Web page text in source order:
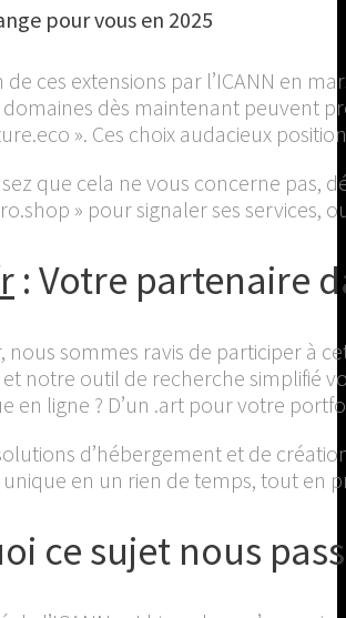
pour vous en 2025
de ces extensions par l’ICANN en
dès maintenant peuvent
». Ces choix audacieux
que cela ne vous concerne
» pour signaler ses services,
: Votre partenaire
nous sommes ravis de participer à
notre outil de recherche simplifié
en ligne ? D’un .art pour votre
d’hébergement et de
en un rien de temps, tout en
ce sujet nous